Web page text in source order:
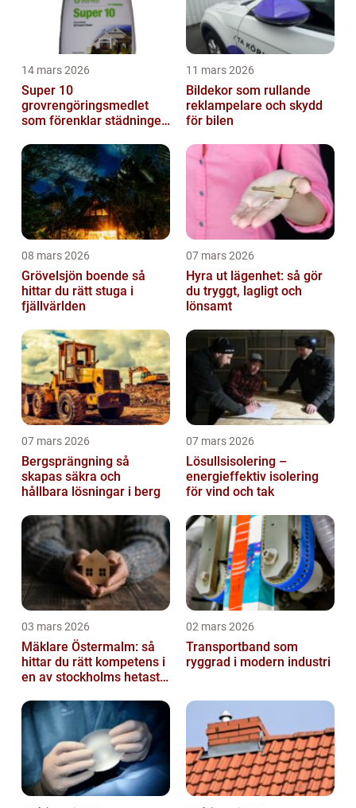
14 mars 2026
Super 10
grovrengöringsmedlet
som förenklar städningen
11 mars 2026
Bildekor som rullande
reklampelare och skydd
för bilen
08 mars 2026
Grövelsjön boende så
hittar du rätt stuga i
fjällvärlden
07 mars 2026
Hyra ut lägenhet: så gör
du tryggt, lagligt och
lönsamt
07 mars 2026
Bergsprängning så
skapas säkra och
hållbara lösningar i berg
07 mars 2026
Lösullsisolering –
energieffektiv isolering
för vind och tak
03 mars 2026
Mäklare Östermalm: så
hittar du rätt kompetens i
en av stockholms hetaste
02 mars 2026
Transportband som
ryggrad i modern industri